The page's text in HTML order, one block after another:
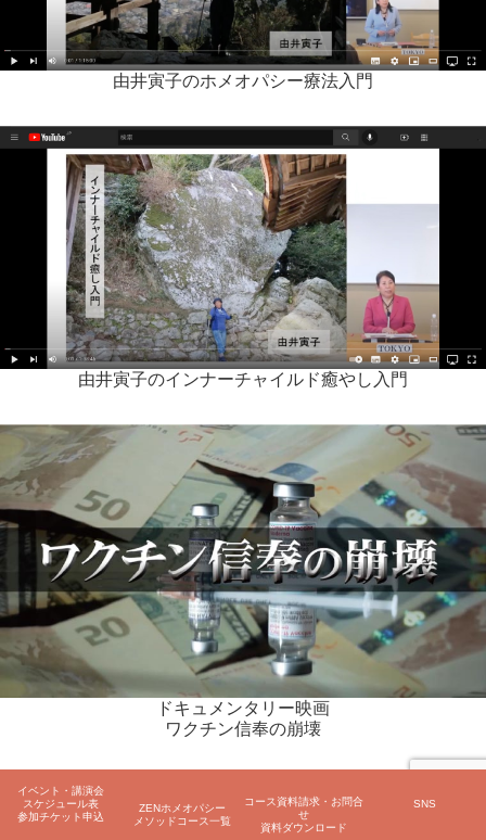
イベント・講演会
スケジュール表
参加チケット申込
ZENホメオパシー
メソッドコース一覧
コース資料請求・お問合
せ
資料ダウンロード
SNS
由井寅子のホメオパシー療法入門
由井寅子のインナーチャイルド癒やし入門
ドキュメンタリー映画
ワクチン信奉の崩壊